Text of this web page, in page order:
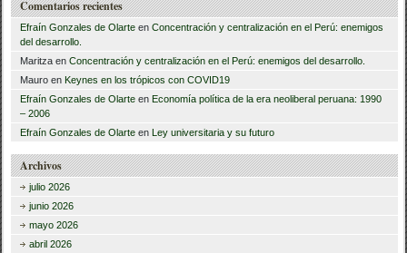
Comentarios recientes
Efraín Gonzales de Olarte enConcentración y centralización en el Perú: enemigos
del desarrollo.
Maritza enConcentración y centralización en el Perú: enemigos del desarrollo.
Mauro en Keynes en los trópicos con COVID19
Efraín Gonzales de Olarte en Economía política de la era neoliberal peruana: 1990
– 2006
Efraín Gonzales de Olarte en Ley universitaria y su futuro
Archivos
julio 2026
junio 2026
mayo 2026
abril 2026